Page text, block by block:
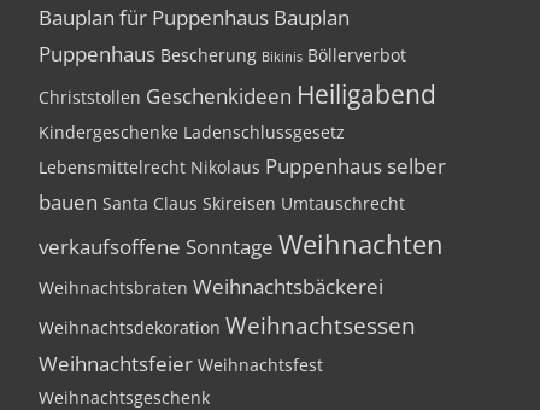
Bauplan für Puppenhaus Bauplan
Puppenhaus Bescherung Bikinis Böllerverbot
Christstollen Geschenkideen Heiligabend
Kindergeschenke Ladenschlussgesetz
Lebensmittelrecht Nikolaus Puppenhaus selber
bauen Santa Claus Skireisen Umtauschrecht
verkaufsoffene Sonntage Weihnachten
Weihnachtsbraten Weihnachtsbäckerei
Weihnachtsdekoration Weihnachtsessen
Weihnachtsfeier Weihnachtsfest
Weihnachtsgeschenk